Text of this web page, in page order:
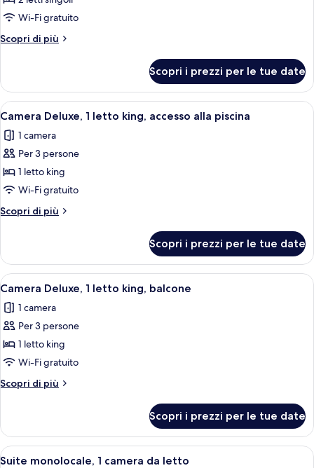
Camera
Deluxe,
2
singoli,
vista
piscina
Wi-Fi gratuito
Scopri di più
Altri
Deluxe,
letti
vista
piscina
Scopri i prezzi per le tue date
Apri
tutte
le
foto
per
Camera
Deluxe,
1
king,
accesso
alla
piscina
Una camera d'albergo con un letto
10
Camera Deluxe, 1 letto king, accesso alla piscina
1 camera
Per 3 persone
1 letto king
Wi-Fi gratuito
Scopri di più
Altri
Deluxe,
letto
accesso
alla
Scopri i prezzi per le tue date
Apri
tutte
le
foto
per
Camera
Deluxe,
1
king,
balcone
Una camera d'hotel con un letto, una
7
Camera Deluxe, 1 letto king, balcone
1 camera
Per 3 persone
1 letto king
Wi-Fi gratuito
Scopri di più
Altri
Deluxe,
letto
Scopri i prezzi per le tue date
Apri
Una camera d'albergo moderna con
9
Suite monolocale, 1 camera da letto